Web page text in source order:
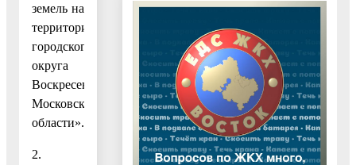
земель на
территории
городского
округа
Воскресенск
Московской
области».
2.